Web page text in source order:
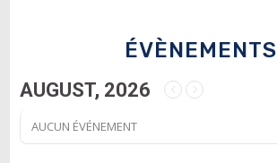
ÉVÈNEMENTS
AUGUST, 2026
AUCUN ÉVÉNEMENT